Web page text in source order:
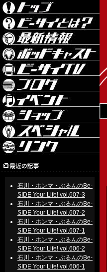
石川・ホンマ・ぶるんのBe-
SIDE Your Life! vol.607-3
石川・ホンマ・ぶるんのBe-
SIDE Your Life! vol.607-2
石川・ホンマ・ぶるんのBe-
SIDE Your Life! vol.607-1
石川・ホンマ・ぶるんのBe-
SIDE Your Life! vol.606-2
石川・ホンマ・ぶるんのBe-
SIDE Your Life! vol.606-1